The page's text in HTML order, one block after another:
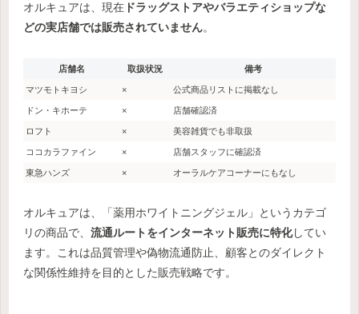
オルキュアは、現在 ドラッグストアやバラエティショップな
どの実店舗では販売されていません。
店舗名 取扱状況 備考
マツモトキヨシ × 公式商品リストに掲載なし
ドン・キホーテ × 店舗確認済
ロフト × 美容雑貨でも非取扱
ココカラファイン × 店舗スタッフに確認済
東急ハンズ × オーラルケアコーナーにもなし
オルキュアは、「薬用ホワイトニングジェル」というカテゴ
リの商品で、 流通ルートをインターネット販売に特化してい
ます。これは品質管理や偽物流通防止、顧客とのダイレクト
な関係性維持を目的とした販売戦略です。